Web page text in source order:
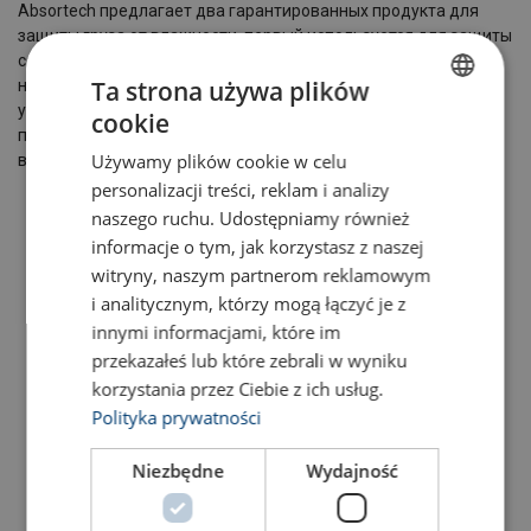
Absortech предлагает два гарантированных продукта для
защиты груза от влажности, первый используется для защиты
содержимого пакетов от влажности, это в основном
небольшие поглотители влажности, которые на этапе
упаковки добавляются в упаковку. Второй вариант
продукции-это специальное решение для защиты от
влажности внутри контейнера.
Поглотитель
влаги для
контейнеров
View Product
Поглотители
влаги для
картонных
коробок
ENGLISH TRANSLATION
Ta strona używa plików
cookie
Używamy plików cookie w celu
personalizacji treści, reklam i analizy
naszego ruchu. Udostępniamy również
informacje o tym, jak korzystasz z naszej
witryny, naszym partnerom reklamowym
i analitycznym, którzy mogą łączyć je z
innymi informacjami, które im
przekazałeś lub które zebrali w wyniku
korzystania przez Ciebie z ich usług.
Polityka prywatności
Niezbędne Wydajność